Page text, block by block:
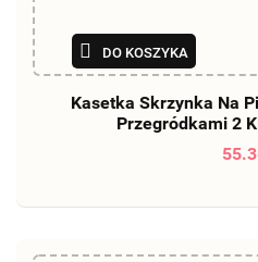
DO KOSZYKA
Kasetka Skrzynka Na
Przegródkami 2